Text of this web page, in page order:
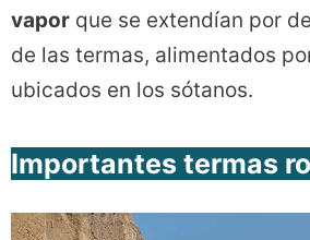
vapor que se extendían por
de las termas, alimentados
ubicados en los sótanos.
Importantes termas